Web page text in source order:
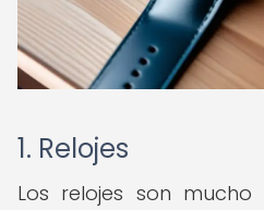
1. Relojes
Los relojes son